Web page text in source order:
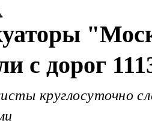
с дорог
круглосуточно